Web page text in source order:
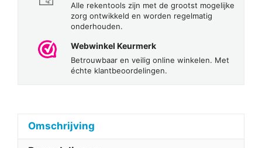
Alle rekentools zijn met de grootst mogelijke
zorg ontwikkeld en worden regelmatig
onderhouden.
Webwinkel Keurmerk
Betrouwbaar en veilig online winkelen. Met
échte klantbeoordelingen.
Omschrijving